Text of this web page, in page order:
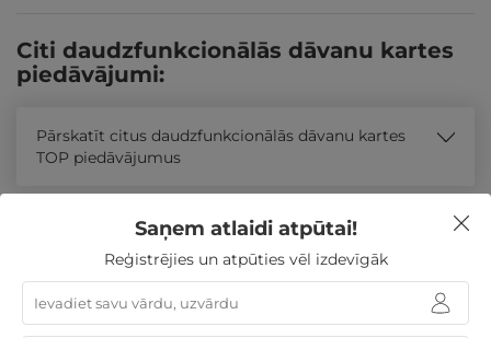
Citi daudzfunkcionālās dāvanu kartes
piedāvājumi:
Pārskatīt citus daudzfunkcionālās dāvanu kartes
TOP piedāvājumus
Līdzīgi atpūtas piedāvājumi
REZERVĀCIJAinternetā
Saņem atlaidi atpūtai!
Reģistrējies un atpūties vēl izdevīgāk